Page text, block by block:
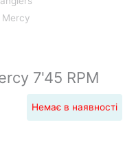
7'45 RPM
Немає в наявності